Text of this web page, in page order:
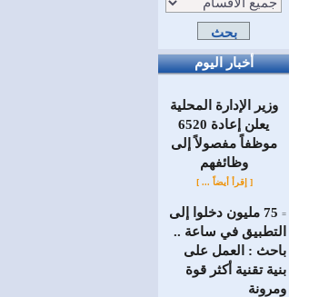
أخبار اليوم
وزير الإدارة المحلية
يعلن إعادة 6520
موظفاً مفصولاً إلى
‏وظائفهم
[ إقرأ أيضاً ... ]
=
75 مليون دخلوا إلى
التطبيق في ساعة ..
باحث : العمل على
بنية تقنية أكثر قوة
ومرونة